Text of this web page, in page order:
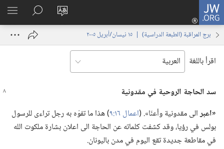
JW.ORG
تغيير
الموقع
تسجيل
الدخول
نافذة
البحث
في
JW.‎ORG
برج المراقبة (‏الطبعة الدراسية)‏ | ‏‎١٥‏ ‏‎نيسان/أبريل‏ ‎٢٠٠٥
اقرأ باللغة
سد الحاجة الروحية في مقدونية
‏«اعبرالى مقدونية وأعنّا».‏ (‏اعمال ١٦:‏٩
‏)‏ هذا ما تفوّه به رجل تراءى للرسول
بولس في رؤيا،‏ وقد كشفت كلماته عن الحاجة الى اعلان بشارة ملكوت الله
في مقاطعة جديدة تقع اليوم في مدن باليونان.‏